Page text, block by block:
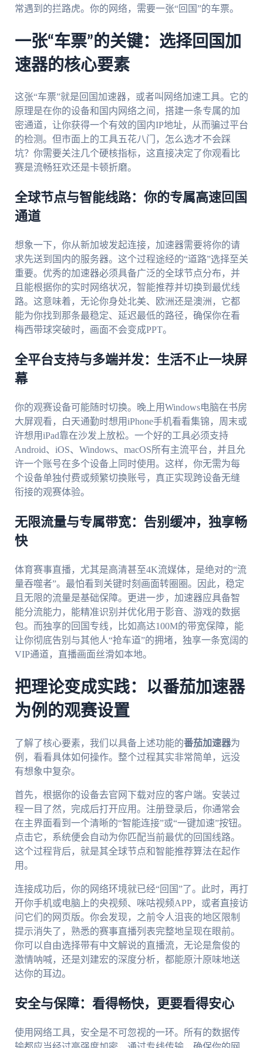
常遇到的拦路虎。你的网络，需要一张“回国”的车票。
一张“车票”的关键：选择回国加
速器的核心要素
这张“车票”就是回国加速器，或者叫网络加速工具。它的
原理是在你的设备和国内网络之间，搭建一条专属的加
密通道，让你获得一个有效的国内IP地址，从而骗过平台
的检测。但市面上的工具五花八门，怎么选才不会踩
坑？你需要关注几个硬核指标，这直接决定了你观看比
赛是流畅狂欢还是卡顿折磨。
全球节点与智能线路：你的专属高速回国
通道
想象一下，你从新加坡发起连接，加速器需要将你的请
求先送到国内的服务器。这个过程途经的“道路”选择至关
重要。优秀的加速器必须具备广泛的全球节点分布，并
且能根据你的实时网络状况，智能推荐并切换到最优线
路。这意味着，无论你身处北美、欧洲还是澳洲，它都
能为你找到那条最稳定、延迟最低的路径，确保你在看
梅西带球突破时，画面不会变成PPT。
全平台支持与多端并发：生活不止一块屏
幕
你的观赛设备可能随时切换。晚上用Windows电脑在书房
大屏观看，白天通勤时想用iPhone手机看看集锦，周末或
许想用iPad靠在沙发上放松。一个好的工具必须支持
Android、iOS、Windows、macOS所有主流平台，并且允
许一个账号在多个设备上同时使用。这样，你无需为每
个设备单独付费或频繁切换账号，真正实现跨设备无缝
衔接的观赛体验。
无限流量与专属带宽：告别缓冲，独享畅
快
体育赛事直播，尤其是高清甚至4K流媒体，是绝对的“流
量吞噬者”。最怕看到关键时刻画面转圈圈。因此，稳定
且无限的流量是基础保障。更进一步，加速器应具备智
能分流能力，能精准识别并优化用于影音、游戏的数据
包。而独享的回国专线，比如高达100M的带宽保障，能
让你彻底告别与其他人“抢车道”的拥堵，独享一条宽阔的
VIP通道，直播画面丝滑如本地。
把理论变成实践：以番茄加速器
为例的观赛设置
了解了核心要素，我们以具备上述功能的番茄加速器为
例，看看具体如何操作。整个过程其实非常简单，远没
有想象中复杂。
首先，根据你的设备去官网下载对应的客户端。安装过
程一目了然，完成后打开应用。注册登录后，你通常会
在主界面看到一个清晰的“智能连接”或“一键加速”按钮。
点击它，系统便会自动为你匹配当前最优的回国线路。
这个过程背后，就是其全球节点和智能推荐算法在起作
用。
连接成功后，你的网络环境就已经“回国”了。此时，再打
开你手机或电脑上的央视频、咪咕视频APP，或者直接访
问它们的网页版。你会发现，之前令人沮丧的地区限制
提示消失了，熟悉的赛事直播列表完整地呈现在眼前。
你可以自由选择带有中文解说的直播流，无论是詹俊的
激情呐喊，还是刘建宏的深度分析，都能原汁原味地送
达你的耳边。
安全与保障：看得畅快，更要看得安心
使用网络工具，安全是不可忽视的一环。所有的数据传